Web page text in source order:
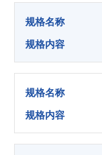
规格名称
规格内容
规格名称
规格内容